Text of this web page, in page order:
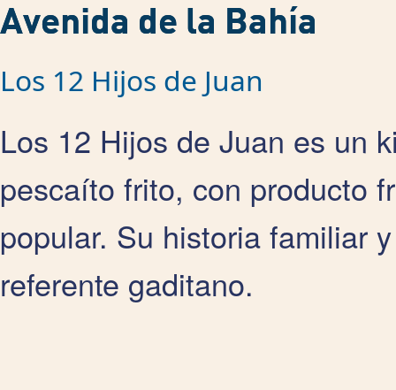
Avenida de la Bahía
Los 12 Hijos de Juan
Los 12 Hijos de Juan es un
pescaíto frito, con producto
popular. Su historia familiar
referente gaditano.